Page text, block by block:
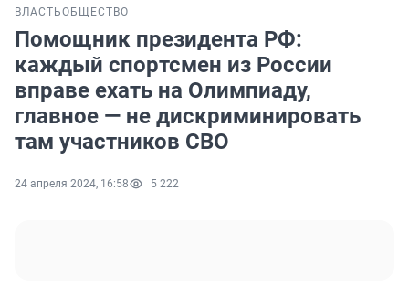
ВЛАСТЬОБЩЕСТВО
Помощник президента РФ:
каждый спортсмен из России
вправе ехать на Олимпиаду,
главное — не дискриминировать
там участников СВО
24 апреля 2024, 16:58 5 222